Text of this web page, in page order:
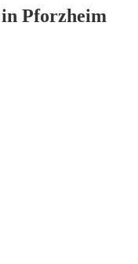
Pforzheim